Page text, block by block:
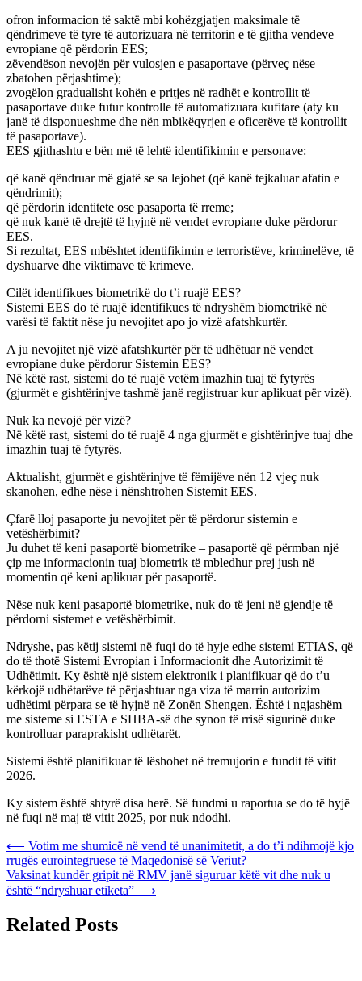
ofron informacion të saktë mbi kohëzgjatjen maksimale të
qëndrimeve të tyre të autorizuara në territorin e të gjitha vendeve
evropiane që përdorin EES;
zëvendëson nevojën për vulosjen e pasaportave (përveç nëse
zbatohen përjashtime);
zvogëlon gradualisht kohën e pritjes në radhët e kontrollit të
pasaportave duke futur kontrolle të automatizuara kufitare (aty ku
janë të disponueshme dhe nën mbikëqyrjen e oficerëve të kontrollit
të pasaportave).
EES gjithashtu e bën më të lehtë identifikimin e personave:
që kanë qëndruar më gjatë se sa lejohet (që kanë tejkaluar afatin e
qëndrimit);
që përdorin identitete ose pasaporta të rreme;
që nuk kanë të drejtë të hyjnë në vendet evropiane duke përdorur
EES.
Si rezultat, EES mbështet identifikimin e terroristëve, kriminelëve, të
dyshuarve dhe viktimave të krimeve.
Cilët identifikues biometrikë do t’i ruajë EES?
Sistemi EES do të ruajë identifikues të ndryshëm biometrikë në
varësi të faktit nëse ju nevojitet apo jo vizë afatshkurtër.
A ju nevojitet një vizë afatshkurtër për të udhëtuar në vendet
evropiane duke përdorur Sistemin EES?
Në këtë rast, sistemi do të ruajë vetëm imazhin tuaj të fytyrës
(gjurmët e gishtërinjve tashmë janë regjistruar kur aplikuat për vizë).
Nuk ka nevojë për vizë?
Në këtë rast, sistemi do të ruajë 4 nga gjurmët e gishtërinjve tuaj dhe
imazhin tuaj të fytyrës.
Aktualisht, gjurmët e gishtërinjve të fëmijëve nën 12 vjeç nuk
skanohen, edhe nëse i nënshtrohen Sistemit EES.
Çfarë lloj pasaporte ju nevojitet për të përdorur sistemin e
vetëshërbimit?
Ju duhet të keni pasaportë biometrike – pasaportë që përmban një
çip me informacionin tuaj biometrik të mbledhur prej jush në
momentin që keni aplikuar për pasaportë.
Nëse nuk keni pasaportë biometrike, nuk do të jeni në gjendje të
përdorni sistemet e vetëshërbimit.
Ndryshe, pas këtij sistemi në fuqi do të hyje edhe sistemi ETIAS, që
do të thotë Sistemi Evropian i Informacionit dhe Autorizimit të
Udhëtimit. Ky është një sistem elektronik i planifikuar që do t’u
kërkojë udhëtarëve të përjashtuar nga viza të marrin autorizim
udhëtimi përpara se të hyjnë në Zonën Shengen. Është i ngjashëm
me sisteme si ESTA e SHBA-së dhe synon të rrisë sigurinë duke
kontrolluar paraprakisht udhëtarët.
Sistemi është planifikuar të lëshohet në tremujorin e fundit të vitit
2026.
Ky sistem është shtyrë disa herë. Së fundmi u raportua se do të hyjë
në fuqi në maj të vitit 2025, por nuk ndodhi.
Post
navigation
⟵ Votim me shumicë në vend të unanimitetit, a do t’i ndihmojë kjo
rrugës eurointegruese të Maqedonisë së Veriut?
Vaksinat kundër gripit në RMV janë siguruar këtë vit dhe nuk u
është “ndryshuar etiketa” ⟶
Related Posts